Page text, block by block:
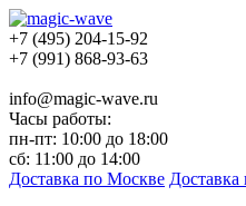
+7 (495) 204-15-92
+7 (991) 868-93-63
info@magic-wave.ru
Часы работы:
пн-пт: 10:00 до 18:00
сб: 11:00 до 14:00
Доставка по Москве Доставка